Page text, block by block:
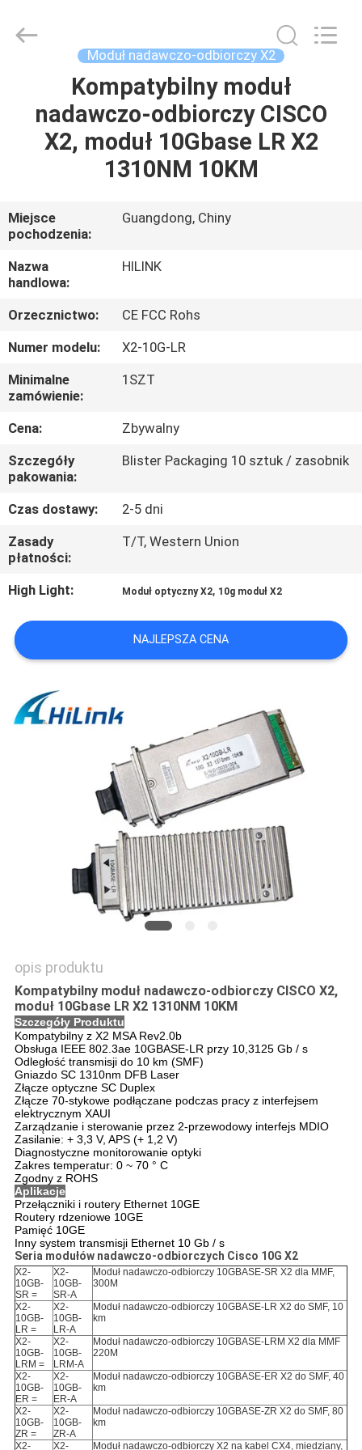
DOMU
PRODUKTY
O
NAS
WYCIECZKA
PO
FABRYCE
KONTROLA
JAKOŚCI
SKONTAKTUJ
SIĘ
Z
NAMI
NOWOŚCI
SPRAWY
POPROŚ
POLITYKA
PRYWATNOŚCI
Technology
Co.,Ltd..
Moduł nadawczo-odbiorczy X2
Kompatybilny moduł
nadawczo-odbiorczy CISCO
X2, moduł 10Gbase LR X2
1310NM 10KM
Miejsce
pochodzenia:
Guangdong, Chiny
Nazwa
handlowa:
HILINK
Orzecznictwo:
CE FCC Rohs
Numer modelu:
X2-10G-LR
Minimalne
zamówienie:
1SZT
Cena:
Zbywalny
Szczegóły
pakowania:
Blister Packaging 10 sztuk / zasobnik
Czas dostawy:
2-5 dni
Zasady
płatności:
T/T, Western Union
High Light: Moduł optyczny X2, 10g moduł X2
NAJLEPSZA CENA
opis produktu
Kompatybilny moduł nadawczo-odbiorczy CISCO X2,
moduł 10Gbase LR X2 1310NM 10KM
Szczegóły Produktu
Kompatybilny z X2 MSA Rev2.0b
Obsługa IEEE 802.3ae 10GBASE-LR przy 10,3125 Gb / s
Odległość transmisji do 10 km (SMF)
Gniazdo SC 1310nm DFB Laser
Złącze optyczne SC Duplex
Złącze 70-stykowe podłączane podczas pracy z interfejsem
elektrycznym XAUI
Zarządzanie i sterowanie przez 2-przewodowy interfejs MDIO
Zasilanie: + 3,3 V, APS (+ 1,2 V)
Diagnostyczne monitorowanie optyki
Zakres temperatur: 0 ~ 70 ° C
Zgodny z ROHS
Aplikacje
Przełączniki i routery Ethernet 10GE
Routery rdzeniowe 10GE
Pamięć 10GE
Inny system transmisji Ethernet 10 Gb / s
Seria modułów nadawczo-odbiorczych Cisco 10G X2
X2-
10GB-
SR =
X2-
10GB-
SR-A
Moduł nadawczo-odbiorczy 10GBASE-SR X2 dla MMF,
300M
X2-
10GB-
LR =
X2-
10GB-
LR-A
Moduł nadawczo-odbiorczy 10GBASE-LR X2 do SMF, 10
km
X2-
10GB-
LRM =
X2-
10GB-
LRM-A
Moduł nadawczo-odbiorczy 10GBASE-LRM X2 dla MMF
220M
X2-
10GB-
ER =
X2-
10GB-
ER-A
Moduł nadawczo-odbiorczy 10GBASE-ER X2 do SMF, 40
km
X2-
10GB-
ZR =
X2-
10GB-
ZR-A
Moduł nadawczo-odbiorczy 10GBASE-ZR X2 do SMF, 80
km
X2- X2- Moduł nadawczo-odbiorczy X2 na kabel CX4, miedziany,